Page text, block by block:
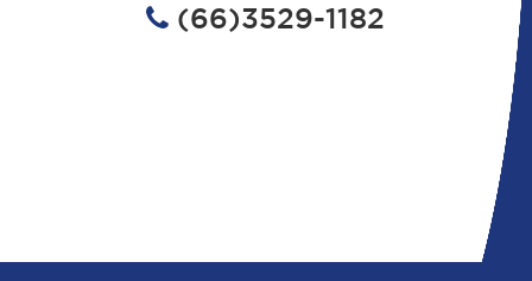
(66)3529-1182